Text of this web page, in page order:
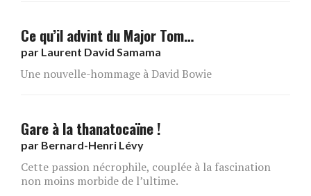
Ce qu’il advint du Major Tom…
par Laurent David Samama
Une nouvelle-hommage à David Bowie
Gare à la thanatocaïne !
par Bernard-Henri Lévy
Cette passion nécrophile, couplée à la fascination
non moins morbide de l’ultime.